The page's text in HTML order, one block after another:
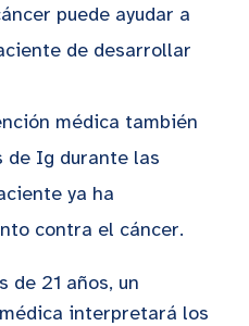
puede ayudar a
de desarrollar
médica también
de Ig durante las
ya ha
contra el cáncer.
de 21 años, un
interpretará los